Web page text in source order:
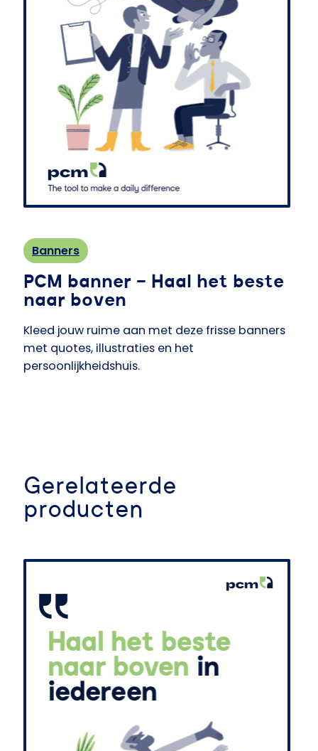
Banners
PCM banner – Haal het beste
naar boven
Kleed jouw ruime aan met deze frisse banners
met quotes, illustraties en het
persoonlijkheidshuis.
Gerelateerde
producten